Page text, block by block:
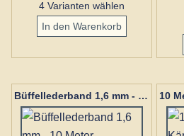
4 Varianten wählen
Büffellederband 1,6 mm - 10 Meter